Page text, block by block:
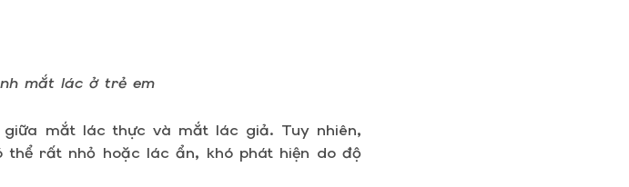
mắt lác ở trẻ em
mắt lác thực và mắt lác giả. Tuy nhiên,
rất nhỏ hoặc lác ẩn, khó phát hiện do độ